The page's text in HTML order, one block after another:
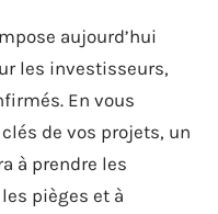
aujourd’hui
les investisseurs,
En vous
de vos projets, un
à prendre les
pièges et à